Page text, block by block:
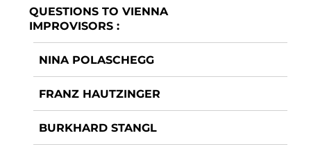
QUESTIONS TO VIENNA
IMPROVISORS :
NINA POLASCHEGG
FRANZ HAUTZINGER
BURKHARD STANGL